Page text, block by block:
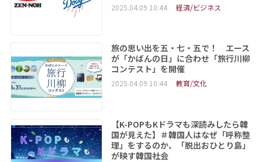
2025.04.09 10:44 経済/ビジネス
旅の思い出を五・七・五で！ エース
が「かばんの日」に合わせ「旅行川柳
コンテスト」を開催
2025.04.09 10:44 教育/文化
【K-POPもKドラマも深読みしたら韓
国が見えた】＃韓国人はなぜ「呼称整
理」をするのか、「脱出おひとり島」
が映す韓国社会